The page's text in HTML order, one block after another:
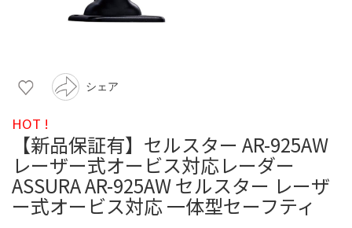
シェア
HOT !
【新品保証有】セルスター AR-925AW
レーザー式オービス対応レーダー
ASSURA AR-925AW セルスター レーザ
ー式オービス対応 一体型セーフティ